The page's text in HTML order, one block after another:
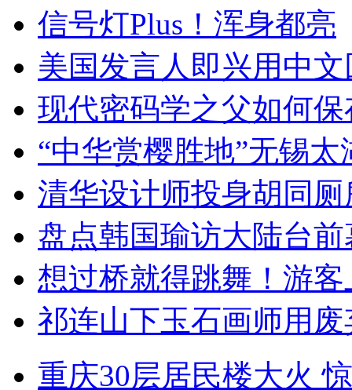
信号灯Plus！浑身都亮
美国发言人即兴用中
现代密码学之父如何
“中华赏樱胜地”无锡
清华设计师投身胡同
盘点韩国瑜访大陆台
想过桥就得跳舞！游客
祁连山下玉石画师用
重庆30层居民楼大火